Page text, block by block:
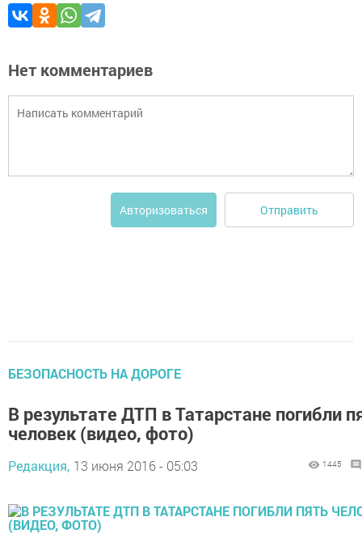
Нет комментариев
Авторизоваться Отправить
БЕЗОПАСНОСТЬ НА ДОРОГЕ
В результате ДТП в Татарстане погибли
человек (видео, фото)
Редакция, 13 июня 2016 - 05:03 1445